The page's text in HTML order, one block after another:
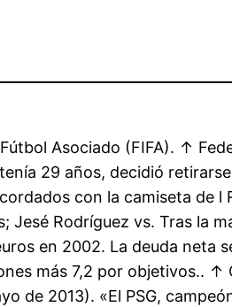
Asociado (FIFA). ↑
29 años, decidió
con la camiseta de
Jesé Rodríguez vs. Tras la
en 2002. La deuda neta
más 7,2 por objetivos..
de 2013). «El PSG,